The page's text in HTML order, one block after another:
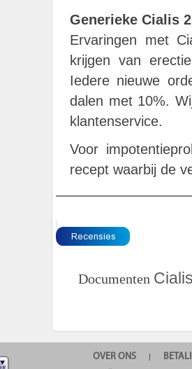
Generieke Cialis
Ervaringen met
krijgen van
Iedere nieuwe
dalen met 10%.
klantenservice.
Voor
recept waarbij de
Documenten
OVER ONS |